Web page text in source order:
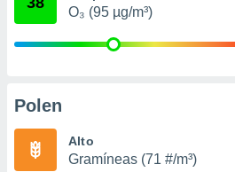
mediante
publicidad
O₃ (95 µg/m³)
Polen
Alto
Gramíneas (71 #/m³)